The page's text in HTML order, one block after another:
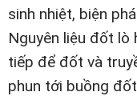
sinh nhiệt, biện
Nguyên liệu đốt
tiếp để đốt và
phun tới buồng